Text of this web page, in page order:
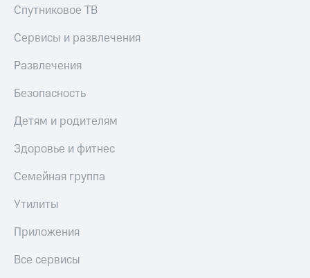
Спутниковое ТВ
Сервисы и развлечения
Развлечения
Безопасность
Детям и родителям
Здоровье и фитнес
Семейная группа
Утилиты
Приложения
Все сервисы